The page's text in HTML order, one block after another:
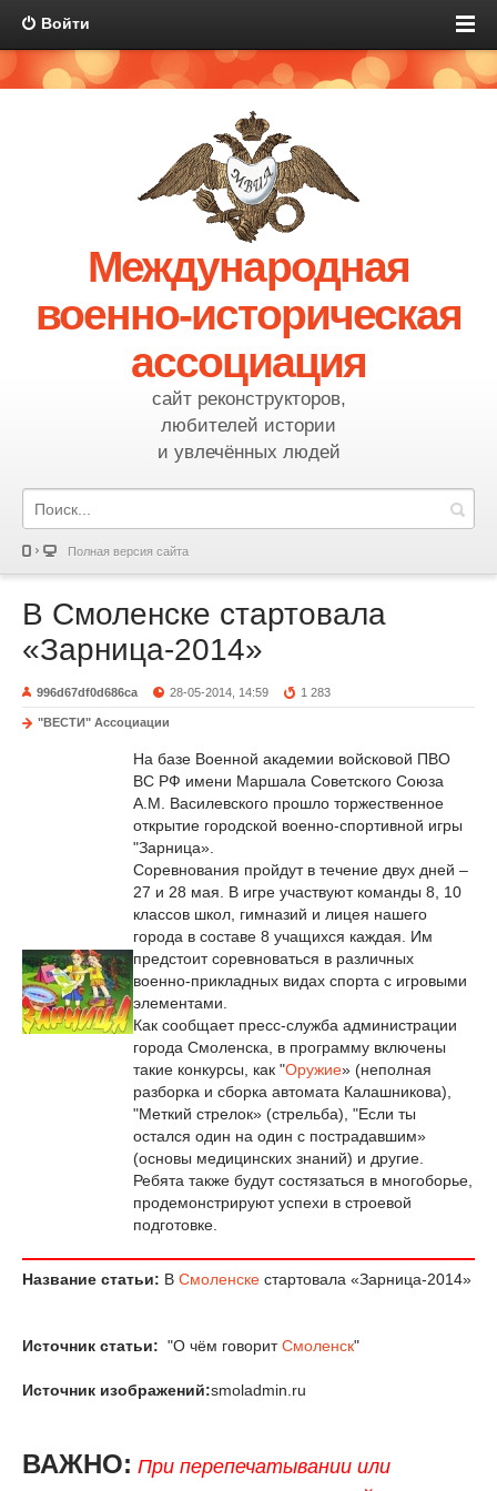
Войти
Международная
военно-историческая
ассоциация
сайт реконструкторов,
любителей истории
и увлечённых людей
Полная версия сайта
В Смоленске стартовала
«Зарница-2014»
996d67df0d686ca 28-05-2014, 14:59 1 283
"ВЕСТИ" Ассоциации
На базе Военной академии войсковой ПВО
ВС РФ имени Маршала Советского Союза
А.М. Василевского прошло торжественное
открытие городской военно-спортивной игры
"Зарница».
Соревнования пройдут в течение двух дней –
27 и 28 мая. В игре участвуют команды 8, 10
классов школ, гимназий и лицея нашего
города в составе 8 учащихся каждая. Им
предстоит соревноваться в различных
военно-прикладных видах спорта с игровыми
элементами.
Как сообщает пресс-служба администрации
города Смоленска, в программу включены
такие конкурсы, как "Оружие» (неполная
разборка и сборка автомата Калашникова),
"Меткий стрелок» (стрельба), "Если ты
остался один на один с пострадавшим»
(основы медицинских знаний) и другие.
Ребята также будут состязаться в многоборье,
продемонстрируют успехи в строевой
подготовке.
Название статьи: В Смоленске стартовала «Зарница-2014»
Источник статьи: "О чём говоритСмоленск"
Источник изображений:smoladmin.ru
ВАЖНО: При перепечатывании или